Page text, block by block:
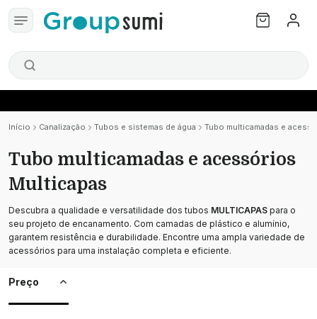
Início Canalização Tubos e sistemas de água Tubo multicamadas e
Tubo multicamadas e acessórios
Multicapas
Descubra a qualidade e versatilidade dos tubos MULTICAPAS para o
seu projeto de encanamento. Com camadas de plástico e alumínio,
garantem resistência e durabilidade. Encontre uma ampla variedade de
acessórios para uma instalação completa e eficiente.
Preço